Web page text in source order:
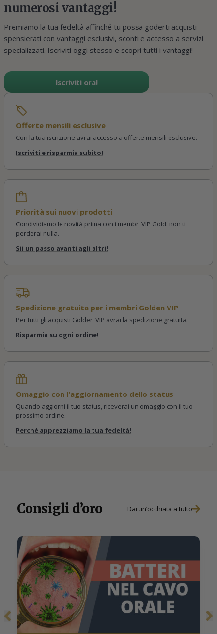
numerosi vantaggi!
Premiamo la tua fedeltà affinché tu possa goderti acquisti
spensierati con vantaggi esclusivi, sconti e accesso a servizi
specializzati. Iscriviti oggi stesso e scopri tutti i vantaggi!
Iscriviti ora!
Offerte mensili esclusive
Con la tua iscrizione avrai accesso a offerte mensili esclusive.
Iscriviti e risparmia subito!
Priorità sui nuovi prodotti
Condividiamo le novità prima con i membri VIP Gold: non ti
perderai nulla.
Sii un passo avanti agli altri!
Spedizione gratuita per i membri Golden VIP
Per tutti gli acquisti Golden VIP avrai la spedizione gratuita.
Risparmia su ogni ordine!
Omaggio con l'aggiornamento dello status
Quando aggiorni il tuo status, riceverai un omaggio con il tuo
prossimo ordine.
Perché apprezziamo la tua fedeltà!
Consigli d’oro Dai un’occhiata a tutto